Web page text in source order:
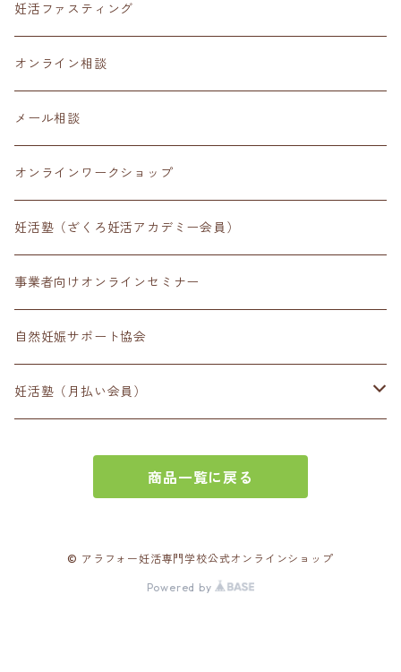
妊活ファスティング
オンライン相談
メール相談
オンラインワークショップ
妊活塾（ざくろ妊活アカデミー会員）
事業者向けオンラインセミナー
自然妊娠サポート協会
妊活塾（月払い会員）
2024年8月以前の方
商品一覧に戻る
© アラフォー妊活専門学校公式オンラインショップ
Powered by